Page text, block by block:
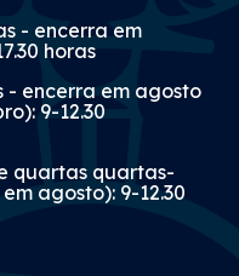
- encerra em
horas
- encerra em agosto
9-12.30
quartas quartas-
agosto): 9-12.30